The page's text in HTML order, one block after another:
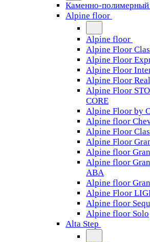
Каменно-полимерный
Alpine floor
Alpine floor
Alpine Floor
Alpine Floor
Alpine Floor
Alpine Floor
Alpine Floor
CORE
Alpine Floor by
Alpine floor
Alpine Floor
Alpine Floor
Alpine floor
Alpine floor
ABA
Alpine floor
Alpine Floor
Alpine floor
Alpine floor Solo
Alta Step